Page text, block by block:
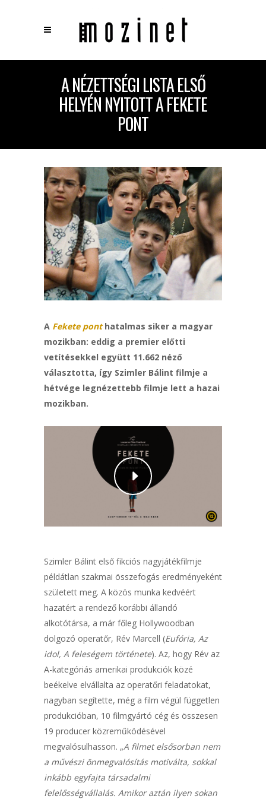
KeresésA NÉZETTSÉGI LISTA ELSŐ
HELYÉN NYITOTT A FEKETE
PONT
A Fekete ponthatalmas siker a magyar
mozikban: eddig a premier előtti
vetítésekkel együtt 11.662 néző
választotta, így Szimler Bálint filmje a
hétvége legnézettebb filmje lett a hazai
mozikban.
Szimler Bálint első fikciós nagyjátékfilmje
példátlan szakmai összefogás eredményeként
született meg. A közös munka kedvéért
hazatért a rendező korábbi állandó
alkotótársa, a már főleg Hollywoodban
dolgozó operatőr, Rév Marcell (Eufória, Az
idol, A feleségem története). Az, hogy Rév az
A-kategóriás amerikai produkciók közé
beékelve elvállalta az operatőri feladatokat,
nagyban segítette, még a film végül független
produkcióban, 10 filmgyártó cég és összesen
19 producer közreműködésével
megvalósulhasson. „A filmet elsősorban nem
a művészi önmegvalósítás motiválta, sokkal
inkább egyfajta társadalmi
felelősségvállalás. Amikor aztán ilyen sokan